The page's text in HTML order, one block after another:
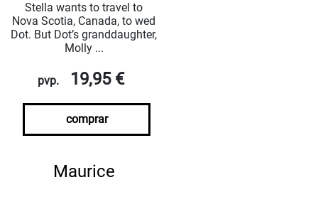
Stella wants to travel to
Nova Scotia, Canada, to wed
Dot. But Dot’s granddaughter,
Molly ...
pvp. 19,95 €
comprar
Maurice